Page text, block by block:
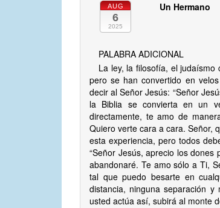
AUG
6
2025
Un Hermano
PALABRA ADICIONAL
La ley, la filosofía, el judaísmo
pero se han convertido en
decir al Señor Jesús: “Señor
la Biblia se convierta en un
directamente, te amo de
Quiero verte cara a cara. Señor,
esta experiencia, pero todos
“Señor Jesús, aprecio los
abandonaré. Te amo sólo a Ti,
tal que puedo besarte en
distancia, ninguna separación
usted actúa así, subirá al monte